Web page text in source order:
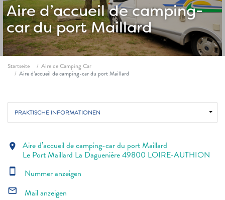
Aire d’accueil de camping-
car du port Maillard
Fil d'ariane
Startseite
Aire de Camping Car
Aire d’accueil de camping-car du port Maillard
PRAKTISCHE INFORMATIONEN
location_on Aire d’accueil de camping-car du port Maillard
Le Port Maillard La Daguenière 49800 LOIRE-AUTHION
smartphone Nummer anzeigen
mail_outline Mail anzeigen